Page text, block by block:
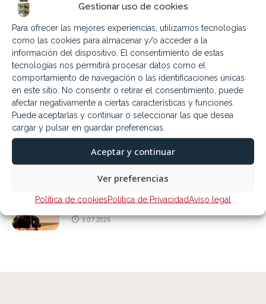
Gestionar uso de cookies
Para ofrecer las mejores experiencias, utilizamos tecnologías
como las cookies para almacenar y/o acceder a la
información del dispositivo. El consentimiento de estas
tecnologías nos permitirá procesar datos como el
comportamiento de navegación o las identificaciones únicas
en este sitio. No consentir o retirar el consentimiento, puede
afectar negativamente a ciertas características y funciones.
Puede aceptarlas y continuar o seleccionar las que desea
cargar y pulsar en guardar preferencias.
Aceptar y continuar
Ver preferencias
Política de cookiesPolítica de PrivacidadAviso legal
Carmen
6.07.2026
Sábado 11 de julio. Encuentro Bandas
2026
4.07.2026
9,16,23 y 30 Julio Piscina nocturna
3.07.2026
Sábado 18 de julio «Campechano: Humor
Emérito»
3.07.2026